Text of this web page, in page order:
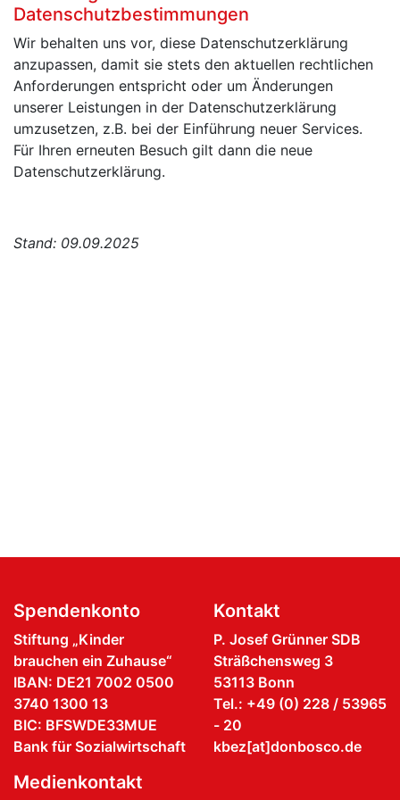
Datenschutzbestimmungen
Wir behalten uns vor, diese Datenschutzerklärung
anzupassen, damit sie stets den aktuellen rechtlichen
Anforderungen entspricht oder um Änderungen
unserer Leistungen in der Datenschutzerklärung
umzusetzen, z.B. bei der Einführung neuer Services.
Für Ihren erneuten Besuch gilt dann die neue
Datenschutzerklärung.
Stand: 09.09.2025
Spendenkonto
Stiftung „Kinder
brauchen ein Zuhause“
IBAN: DE21 7002 0500
3740 1300 13
BIC: BFSWDE33MUE
Bank für Sozialwirtschaft
Kontakt
P. Josef Grünner SDB
Sträßchensweg 3
53113 Bonn
Tel.: +49 (0) 228 / 53965
- 20
kbez[at]donbosco.de
Medienkontakt